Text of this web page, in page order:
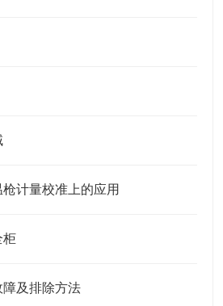
计量校准上的应用
柜
及排除方法